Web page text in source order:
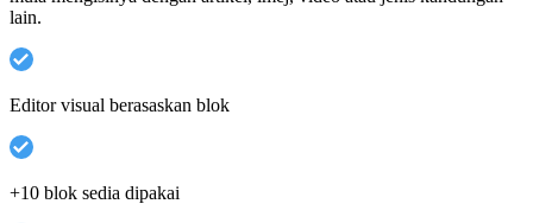
lain.
Editor visual berasaskan blok
+10 blok sedia dipakai